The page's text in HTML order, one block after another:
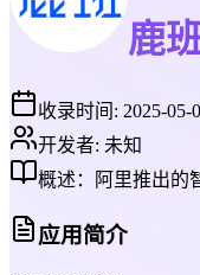
鹿
收录时间: 2025-05-
开发者: 未知
概述：
阿里推出的
应用简介